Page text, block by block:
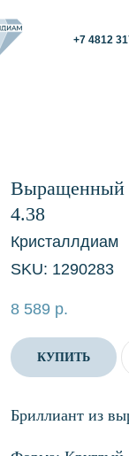
+7 4812 317-308
Выращенный
4.38
Кристаллдиам
SKU: 1290283
8 589 р.
КУПИТЬ
Бриллиант из